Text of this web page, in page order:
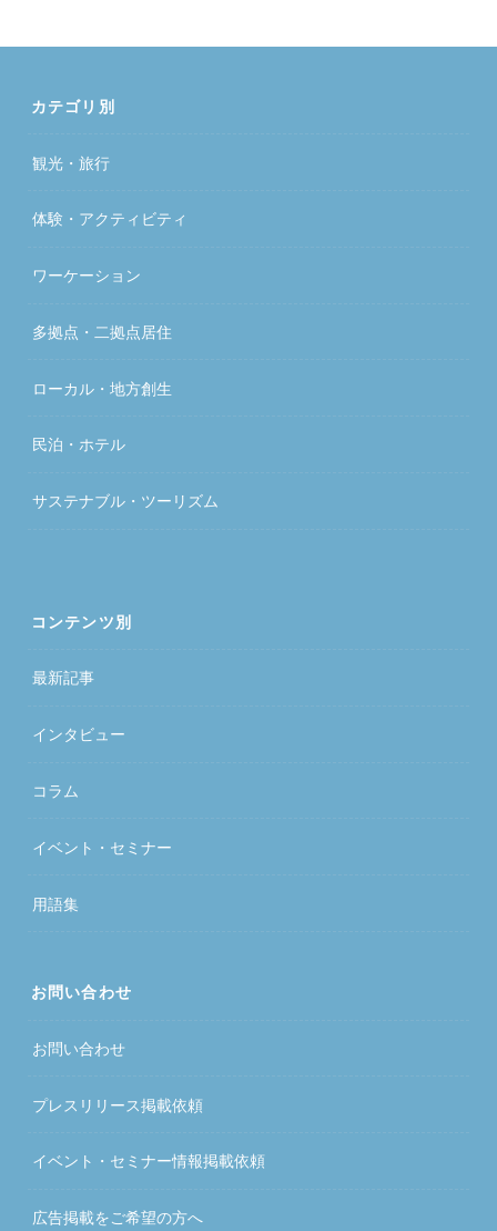
カテゴリ別
観光・旅行
体験・アクティビティ
ワーケーション
多拠点・二拠点居住
ローカル・地方創生
民泊・ホテル
サステナブル・ツーリズム
コンテンツ別
最新記事
インタビュー
コラム
イベント・セミナー
用語集
お問い合わせ
お問い合わせ
プレスリリース掲載依頼
イベント・セミナー情報掲載依頼
広告掲載をご希望の方へ